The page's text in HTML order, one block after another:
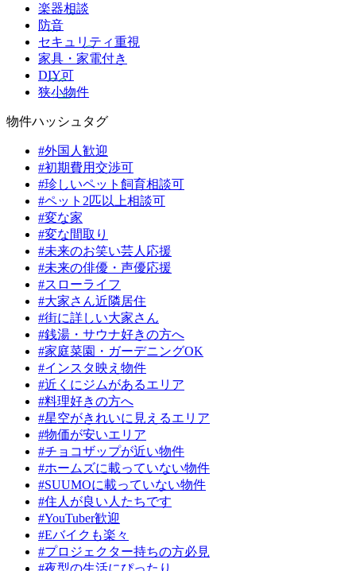
楽器相談
防音
セキュリティ重視
家具・家電付き
DIY可
狭小物件
物件ハッシュタグ
#外国人歓迎
#初期費用交渉可
#珍しいペット飼育相談可
#ペット2匹以上相談可
#変な家
#変な間取り
#未来のお笑い芸人応援
#未来の俳優・声優応援
#スローライフ
#大家さん近隣居住
#街に詳しい大家さん
#銭湯・サウナ好きの方へ
#家庭菜園・ガーデニングOK
#インスタ映え物件
#近くにジムがあるエリア
#料理好きの方へ
#星空がきれいに見えるエリア
#物価が安いエリア
#チョコザップが近い物件
#ホームズに載っていない物件
#SUUMOに載っていない物件
#住人が良い人たちです
#YouTuber歓迎
#Eバイクも楽々
#プロジェクター持ちの方必見
#夜型の生活にぴったり